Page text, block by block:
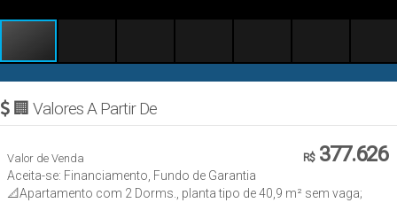
🏢 Valores A Partir De
R$377.626
Valor de Venda
Aceita-se: Financiamento, Fundo de Garantia
📐Apartamento com 2 Dorms., planta tipo de 40,9 m² sem vaga;